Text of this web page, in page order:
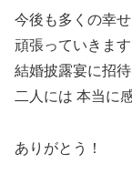
今後も多くの幸
頑張っていきます
結婚披露宴に招
二人には 本当に
ありがとう！